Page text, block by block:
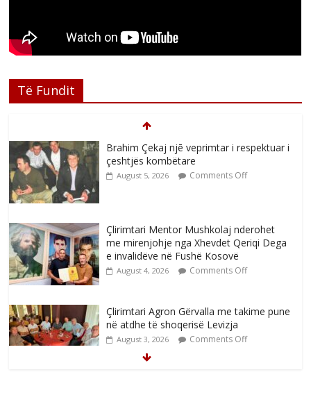
Të Fundit
Brahim Çekaj njē veprimtar i respektuar i
çeshtjës kombëtare
August 5, 2026 Comments Off
Çlirimtari Mentor Mushkolaj nderohet
me mirenjohje nga Xhevdet Qeriqi Dega
e invalidëve në Fushë Kosovë
August 4, 2026 Comments Off
Çlirimtari Agron Gërvalla me takime pune
në atdhe të shoqerisë Levizja
August 3, 2026 Comments Off